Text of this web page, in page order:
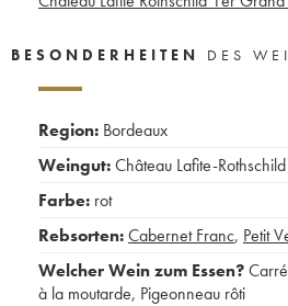
BESONDERHEITEN DES
Region: Bordeaux
Weingut:Château Lafite-Rothschild
Farbe: rot
Rebsorten:Cabernet Franc, Petit
Welcher Wein zum Essen?
à la moutarde, Pigeonneau rôti